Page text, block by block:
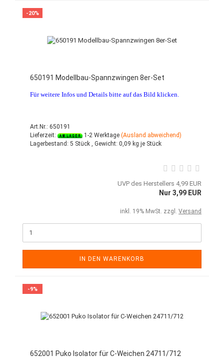
-20%
650191 Modellbau-Spannzwingen 8er-Set
Für weitere Infos und Details bitte auf das Bild klicken.
Art.Nr.: 650191
Lieferzeit:
1-2 Werktage (Ausland abweichend)
Lagerbestand: 5 Stück , Gewicht: 0,09 kg je Stück
UVP des Herstellers 4,99 EUR
Nur 3,99 EUR
inkl. 19% MwSt. zzgl. Versand
IN DEN WARENKORB
-9%
652001 Puko Isolator für C-Weichen 24711/712